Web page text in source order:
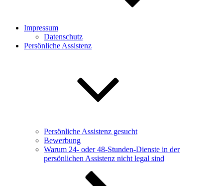
Impressum
Datenschutz
Persönliche Assistenz
Persönliche Assistenz gesucht
Bewerbung
Warum 24- oder 48-Stunden-Dienste in der
persönlichen Assistenz nicht legal sind